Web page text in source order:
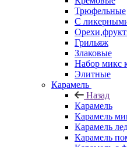
Трюфельные
С
Грильяж
Злаковые
Набор микс
Элитные
Карамель
Назад
Карамель
Карамель
Карамель
Карамель